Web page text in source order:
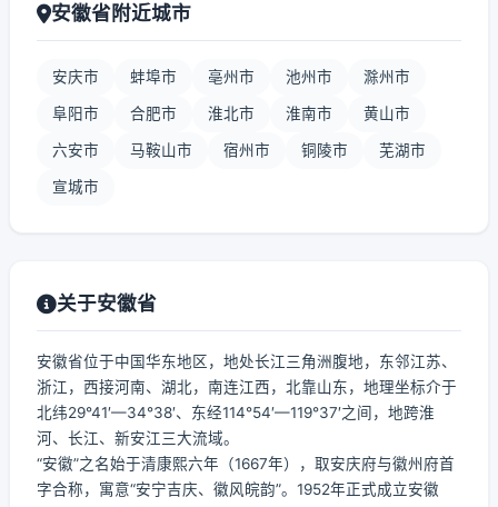
安徽省附近城市
安庆市 蚌埠市 亳州市 池州市 滁州市
阜阳市 合肥市 淮北市 淮南市 黄山市
六安市 马鞍山市 宿州市 铜陵市 芜湖市
宣城市
关于安徽省
安徽省位于中国华东地区，地处长江三角洲腹地，东邻江苏、
浙江，西接河南、湖北，南连江西，北靠山东，地理坐标介于
北纬29°41′—34°38′、东经114°54′—119°37′之间，地跨淮
河、长江、新安江三大流域。
“安徽”之名始于清康熙六年（1667年），取安庆府与徽州府首
字合称，寓意“安宁吉庆、徽风皖韵”。1952年正式成立安徽